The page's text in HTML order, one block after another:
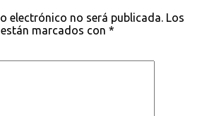
electrónico no será publicada. Los
marcados con *